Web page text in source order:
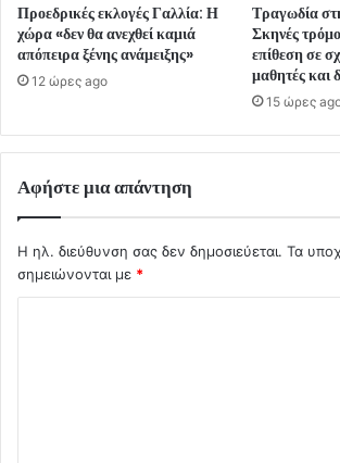
Προεδρικές εκλογές Γαλλία: Η
χώρα «δεν θα ανεχθεί καμιά
απόπειρα ξένης ανάμειξης»
12 ώρες ago
Τραγωδία
Σκηνές
επίθεση σε
μαθητές και
15 ώρες
Αφήστε μια απάντηση
Η ηλ. διεύθυνση σας δεν δημοσιεύεται. Τα
σημειώνονται με *